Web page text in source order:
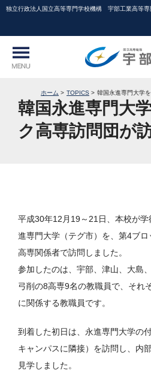
独立行政法人国立高等専門学校機構 宇部工業高等専
ホーム TOPICS 韓国永進専門大学
韓国永進専門大
ク高専訪問団が
平成30年12月19～21日、本校が
進専門大学（テグ市）を、第4ブ
高専関係者で訪問しました。
参加したのは、宇部、津山、大島
弓削の8高専9名の教職員で、それ
に関係する教職員です。
到着した初日は、永進専門大学の
キャンパスに隣接）を訪問し、内
見学しました。